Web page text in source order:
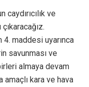
caydırıcılık ve
4. maddesi uyarınca
savunması ve
almaya devam
kara ve hava